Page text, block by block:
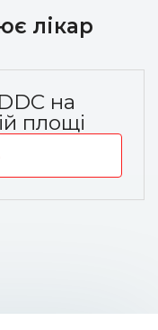
лікар
DDC на
площі